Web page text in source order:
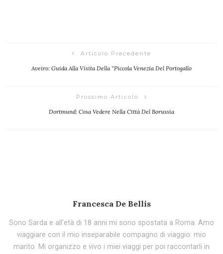
Articolo Precedente
Aveiro: Guida Alla Visita Della “Piccola Venezia Del Portogallo
Prossimo Articolo
Dortmund: Cosa Vedere Nella Città Del Borussia
Francesca De Bellis
Sono Sarda e all'età di 18 anni mi sono spostata a Roma. Amo
viaggiare con il mio inseparabile compagno di viaggio: mio
marito. Mi organizzo e vivo i miei viaggi per poi raccontarli in